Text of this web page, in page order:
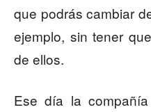
que podrás cambiar
ejemplo, sin tener
de ellos.
Ese día la